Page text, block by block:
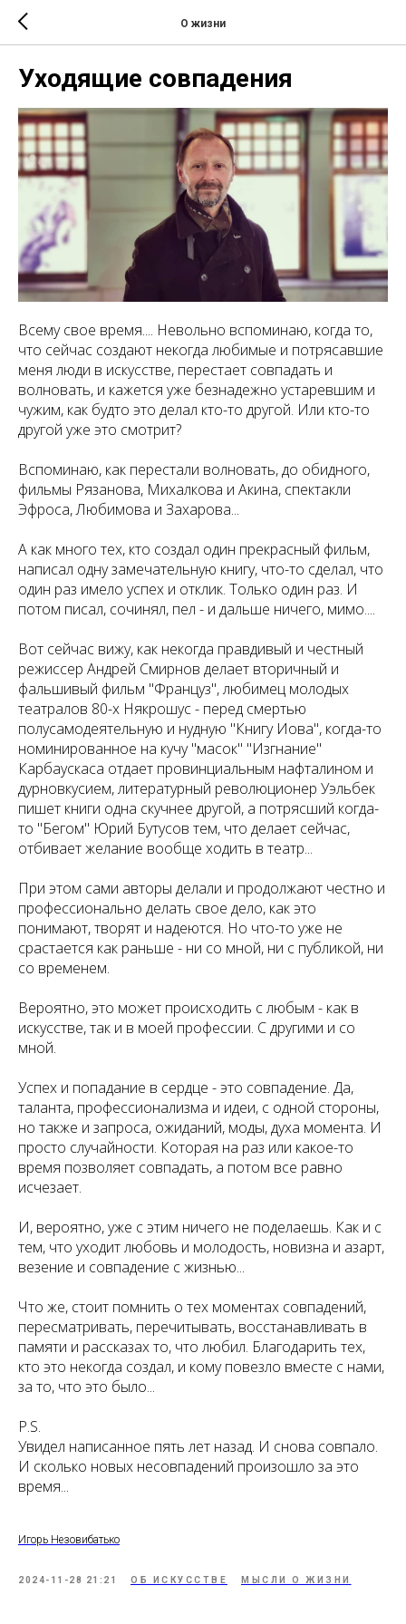
О жизни
Уходящие совпадения
Всему свое время.... Невольно вспоминаю, когда то,
что сейчас создают некогда любимые и потрясавшие
меня люди в искусстве, перестает совпадать и
волновать, и кажется уже безнадежно устаревшим и
чужим, как будто это делал кто-то другой. Или кто-то
другой уже это смотрит?
Вспоминаю, как перестали волновать, до обидного,
фильмы Рязанова, Михалкова и Акина, спектакли
Эфроса, Любимова и Захарова...
А как много тех, кто создал один прекрасный фильм,
написал одну замечательную книгу, что-то сделал, что
один раз имело успех и отклик. Только один раз. И
потом писал, сочинял, пел - и дальше ничего, мимо....
Вот сейчас вижу, как некогда правдивый и честный
режиссер Андрей Смирнов делает вторичный и
фальшивый фильм "Француз", любимец молодых
театралов 80-х Някрошус - перед смертью
полусамодеятельную и нудную "Книгу Иова", когда-то
номинированное на кучу "масок" "Изгнание"
Карбаускаса отдает провинциальным нафталином и
дурновкусием, литературный революционер Уэльбек
пишет книги одна скучнее другой, а потрясший когда-
то "Бегом" Юрий Бутусов тем, что делает сейчас,
отбивает желание вообще ходить в театр...
При этом сами авторы делали и продолжают честно и
профессионально делать свое дело, как это
понимают, творят и надеются. Но что-то уже не
срастается как раньше - ни со мной, ни с публикой, ни
со временем.
Вероятно, это может происходить с любым - как в
искусстве, так и в моей профессии. С другими и со
мной.
Успех и попадание в сердце - это совпадение. Да,
таланта, профессионализма и идеи, с одной стороны,
но также и запроса, ожиданий, моды, духа момента. И
просто случайности. Которая на раз или какое-то
время позволяет совпадать, а потом все равно
исчезает.
И, вероятно, уже с этим ничего не поделаешь. Как и с
тем, что уходит любовь и молодость, новизна и азарт,
везение и совпадение с жизнью...
Что же, стоит помнить о тех моментах совпадений,
пересматривать, перечитывать, восстанавливать в
памяти и рассказах то, что любил. Благодарить тех,
кто это некогда создал, и кому повезло вместе с нами,
за то, что это было...
P.S.
Увидел написанное пять лет назад. И снова совпало.
И сколько новых несовпадений произошло за это
время...
Игорь Незовибатько
2024-11-28 21:21 ОБ ИСКУССТВЕ МЫСЛИ О ЖИЗНИ